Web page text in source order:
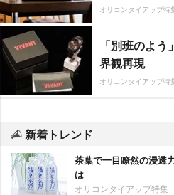
オリコンタイアップ特
「別班のよ
界観再現
オリコンタイアップ特
新着トレンド
茶葉で一目瞭然の浸透
は
オリコンタイアップ特集